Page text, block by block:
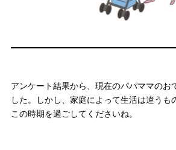
アンケート結果から、現在のパパママのお
した。しかし、家庭によって生活は違うも
この時期を過ごしてくださいね。